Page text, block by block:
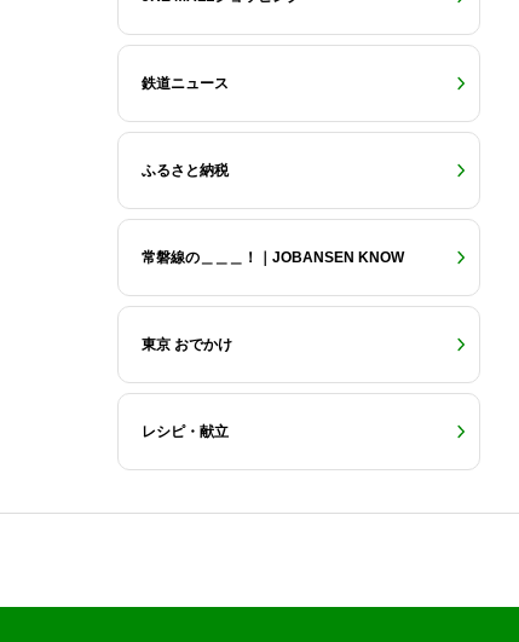
鉄道ニュース
ふるさと納税
常磐線の＿＿＿！｜JOBANSEN KNOW
東京 おでかけ
レシピ・献立